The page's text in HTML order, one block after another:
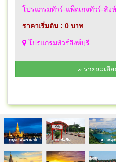
โปรแกรมทัวร์-แพ็คเกจทัวร์-สิง
ราคาเริ่มต้น : 0 บาท
โปรแกรมทัวร์สิงห์บุรี
» รายละเอีย